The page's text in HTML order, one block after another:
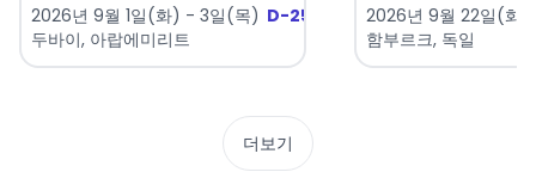
2026년 9월 1일(화) - 3일(목) D-25
두바이, 아랍에미리트
2026년 9월 22일(화
함부르크, 독일
더보기